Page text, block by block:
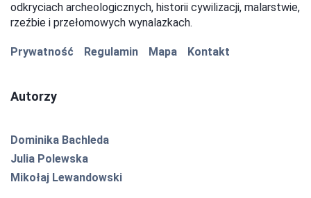
odkryciach archeologicznych, historii cywilizacji, malarstwie,
rzeźbie i przełomowych wynalazkach.
Prywatność Regulamin Mapa Kontakt
Autorzy
Dominika Bachleda
Julia Polewska
Mikołaj Lewandowski